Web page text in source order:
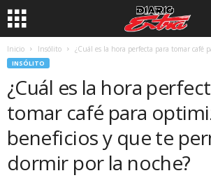
Inicio Insólito ¿Cuál es la hora perfecta para tomar café
INSÓLITO
¿Cuál es la hora
tomar café para
beneficios y que te
dormir por la noche?